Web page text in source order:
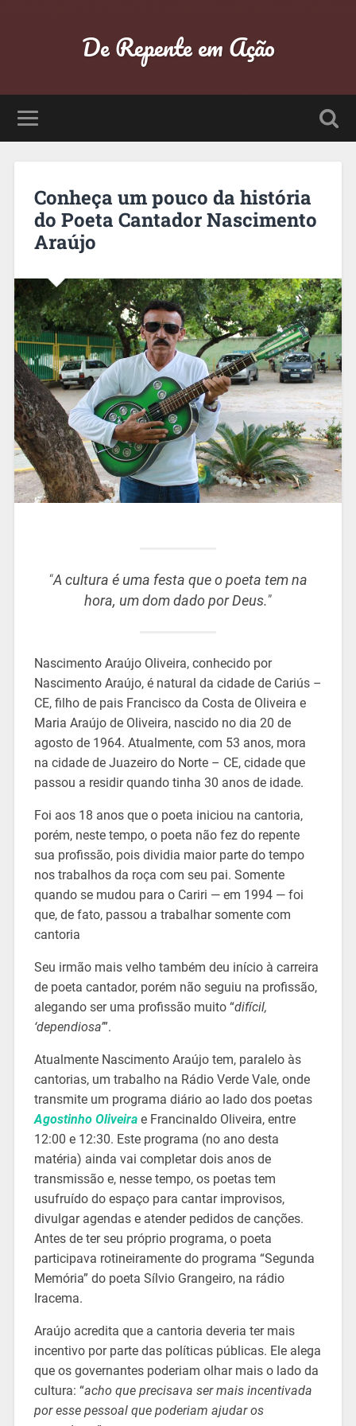
De Repente em Ação
Conheça um pouco da história
do Poeta Cantador Nascimento
Araújo
“A cultura é uma festa que o poeta tem na
hora, um dom dado por Deus.”
Nascimento Araújo Oliveira, conhecido por
Nascimento Araújo, é natural da cidade de Cariús –
CE, filho de pais Francisco da Costa de Oliveira e
Maria Araújo de Oliveira, nascido no dia 20 de
agosto de 1964. Atualmente, com 53 anos, mora
na cidade de Juazeiro do Norte – CE, cidade que
passou a residir quando tinha 30 anos de idade.
Foi aos 18 anos que o poeta iniciou na cantoria,
porém, neste tempo, o poeta não fez do repente
sua profissão, pois dividia maior parte do tempo
nos trabalhos da roça com seu pai. Somente
quando se mudou para o Cariri — em 1994 — foi
que, de fato, passou a trabalhar somente com
cantoria
Seu irmão mais velho também deu início à carreira
de poeta cantador, porém não seguiu na profissão,
alegando ser uma profissão muito “difícil,
‘dependiosa’”.
Atualmente Nascimento Araújo tem, paralelo às
cantorias, um trabalho na Rádio Verde Vale, onde
transmite um programa diário ao lado dos poetas
Agostinho Oliveirae Francinaldo Oliveira, entre
12:00 e 12:30. Este programa (no ano desta
matéria) ainda vai completar dois anos de
transmissão e, nesse tempo, os poetas tem
usufruído do espaço para cantar improvisos,
divulgar agendas e atender pedidos de canções.
Antes de ter seu próprio programa, o poeta
participava rotineiramente do programa “Segunda
Memória” do poeta Sílvio Grangeiro, na rádio
Iracema.
Araújo acredita que a cantoria deveria ter mais
incentivo por parte das políticas públicas. Ele alega
que os governantes poderiam olhar mais o lado da
cultura: “acho que precisava ser mais incentivada
por esse pessoal que poderiam ajudar os